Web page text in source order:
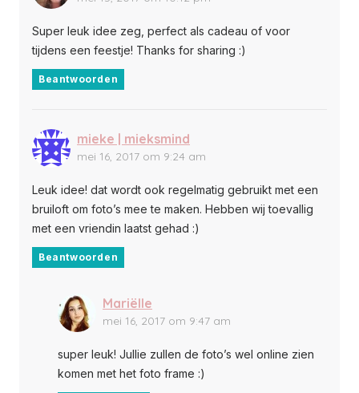
Super leuk idee zeg, perfect als cadeau of voor
tijdens een feestje! Thanks for sharing :)
Beantwoorden
mieke | mieksmind
mei 16, 2017 om 9:24 am
Leuk idee! dat wordt ook regelmatig gebruikt met een
bruiloft om foto’s mee te maken. Hebben wij toevallig
met een vriendin laatst gehad :)
Beantwoorden
Mariëlle
mei 16, 2017 om 9:47 am
super leuk! Jullie zullen de foto’s wel online zien
komen met het foto frame :)